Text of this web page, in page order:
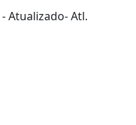
- Atualizado- Atl.